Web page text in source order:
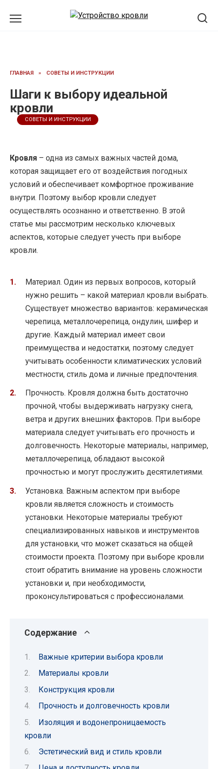
ГЛАВНАЯ » СОВЕТЫ И ИНСТРУКЦИИ
Шаги к выбору идеальной
кровли
СОВЕТЫ И ИНСТРУКЦИИ
Кровля – одна из самых важных частей дома,
которая защищает его от воздействия погодных
условий и обеспечивает комфортное проживание
внутри. Поэтому выбор кровли следует
осуществлять осознанно и ответственно. В этой
статье мы рассмотрим несколько ключевых
аспектов, которые следует учесть при выборе
кровли.
Материал. Один из первых вопросов, который
нужно решить – какой материал кровли выбрать.
Существует множество вариантов: керамическая
черепица, металлочерепица, ондулин, шифер и
другие. Каждый материал имеет свои
преимущества и недостатки, поэтому следует
учитывать особенности климатических условий
местности, стиль дома и личные предпочтения.
Прочность. Кровля должна быть достаточно
прочной, чтобы выдерживать нагрузку снега,
ветра и других внешних факторов. При выборе
материала следует учитывать его прочность и
долговечность. Некоторые материалы, например,
металлочерепица, обладают высокой
прочностью и могут прослужить десятилетиями.
Установка. Важным аспектом при выборе
кровли является сложность и стоимость
установки. Некоторые материалы требуют
специализированных навыков и инструментов
для установки, что может сказаться на общей
стоимости проекта. Поэтому при выборе кровли
стоит обратить внимание на уровень сложности
установки и, при необходимости,
проконсультироваться с профессионалами.
Содержание
Важные критерии выбора кровли
Материалы кровли
Конструкция кровли
Прочность и долговечность кровли
Изоляция и водонепроницаемость
кровли
Эстетический вид и стиль кровли